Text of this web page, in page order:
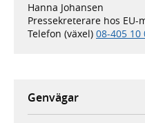
Hanna Johansen
Pressekreterare hos EU-
Telefon (växel) 08-405 10
Genvägar